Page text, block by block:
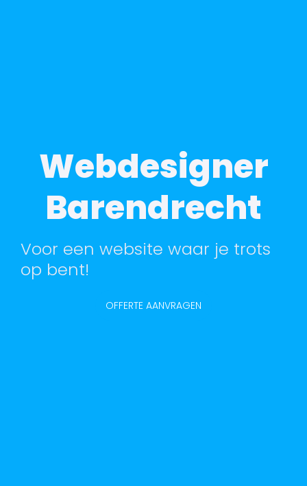
Webdesigner
Barendrecht
Voor een website waar je trots
op bent!
OFFERTE AANVRAGEN